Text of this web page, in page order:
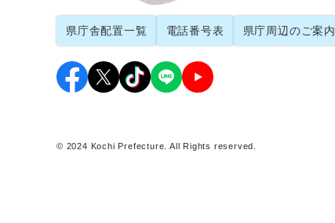
県庁舎配置一覧 電話番号表 県庁周辺のご案内
© 2024 Kochi Prefecture. All Rights reserved.